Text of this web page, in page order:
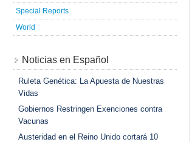
Special Reports
World
Noticias en Español
Ruleta Genética: La Apuesta de Nuestras
Vidas
Gobiernos Restringen Exenciones contra
Vacunas
Austeridad en el Reino Unido cortará 10